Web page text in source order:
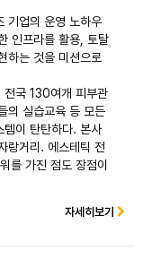
기업의 운영 노하우
인프라를 활용, 토탈
하는 것을 미션으로
전국 130여개 피부관
의 실습교육 등 모든
템이 탄탄하다. 본사
랑거리. 에스테틱 전
를 가진 점도 장점이
자세히보기